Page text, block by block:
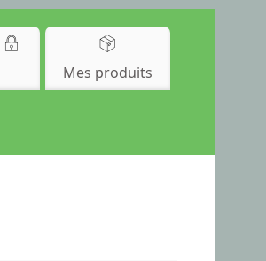
Mes produits